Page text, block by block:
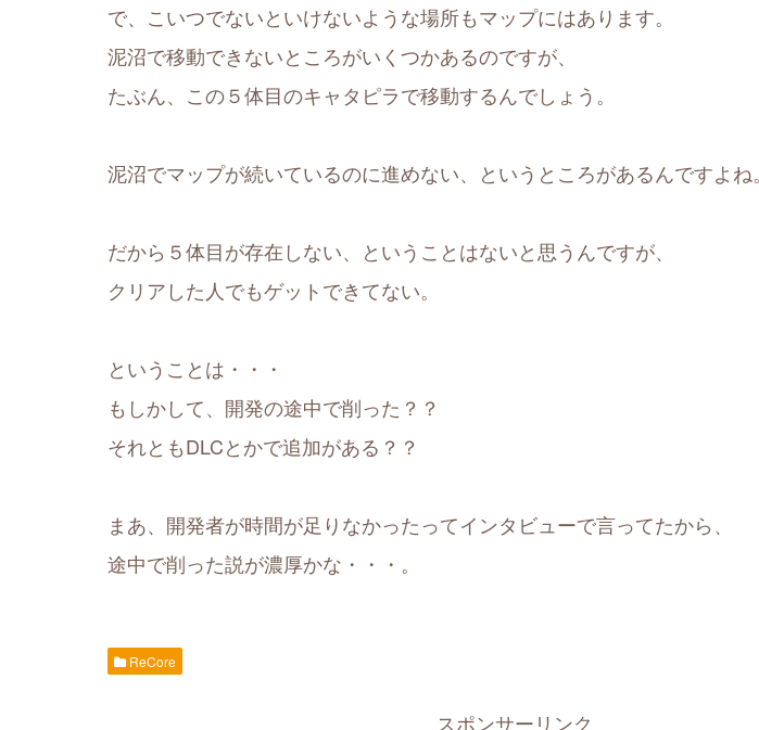
で、こいつでないといけないような場所もマップにはあります。
泥沼で移動できないところがいくつかあるのですが、
たぶん、この５体目のキャタピラで移動するんでしょう。
泥沼でマップが続いているのに進めない、というところがあるんですよね。
だから５体目が存在しない、ということはないと思うんですが、
クリアした人でもゲットできてない。
ということは・・・
もしかして、開発の途中で削った？？
それともDLCとかで追加がある？？
まあ、開発者が時間が足りなかったってインタビューで言ってたから、
途中で削った説が濃厚かな・・・。
ReCore
スポンサーリンク